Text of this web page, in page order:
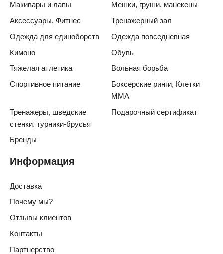
Макивары и лапы
Мешки, груши, манекены
Аксессуары, Фитнес
Тренажерный зал
Одежда для единоборств
Одежда повседневная
Кимоно
Обувь
Тяжелая атлетика
Вольная борьба
Спортивное питание
Боксерские ринги, Клетки
ММА
Тренажеры, шведские
стенки, турники-брусья
Подарочный сертификат
Бренды
Информация
Доставка
Почему мы?
Отзывы клиентов
Контакты
Партнерство